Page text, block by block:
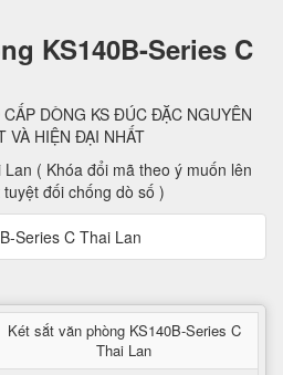
KS140B-Series C
DÒNG KS ĐÚC ĐẶC NGUYÊN
VÀ HIỆN ĐẠI NHẤT
( Khóa đổi mã theo ý muốn lên
đối chống dò số )
Két sắt văn phòng KS140B-Series C
Thai Lan